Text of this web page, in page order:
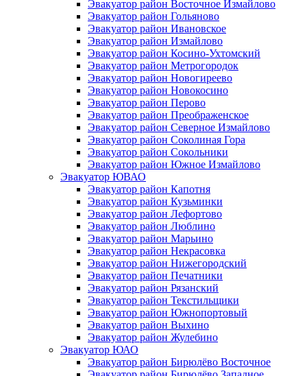
Эвакуатор район Восточное Измайлово
Эвакуатор район Гольяново
Эвакуатор район Ивановское
Эвакуатор район Измайлово
Эвакуатор район Косино-Ухтомский
Эвакуатор район Метрогородок
Эвакуатор район Новогиреево
Эвакуатор район Новокосино
Эвакуатор район Перово
Эвакуатор район Преображенское
Эвакуатор район Северное Измайлово
Эвакуатор район Соколиная Гора
Эвакуатор район Сокольники
Эвакуатор район Южное Измайлово
Эвакуатор ЮВАО
Эвакуатор район Капотня
Эвакуатор район Кузьминки
Эвакуатор район Лефортово
Эвакуатор район Люблино
Эвакуатор район Марьино
Эвакуатор район Некрасовка
Эвакуатор район Нижегородский
Эвакуатор район Печатники
Эвакуатор район Рязанский
Эвакуатор район Текстильщики
Эвакуатор район Южнопортовый
Эвакуатор район Выхино
Эвакуатор район Жулебино
Эвакуатор ЮАО
Эвакуатор район Бирюлёво Восточное